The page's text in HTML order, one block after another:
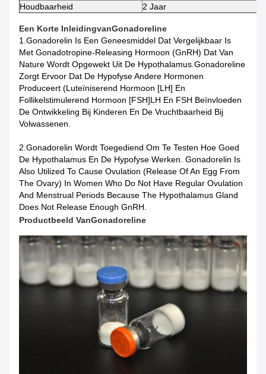
Houdbaarheid
2 Jaar
Een Korte InleidingVanGonadoreline
1.Gonadorelin Is Een Geneesmiddel Dat Vergelijkbaar Is
Met Gonadotropine-Releasing Hormoon (GnRH) Dat Van
Nature Wordt Opgewekt Uit De Hypothalamus.Gonadoreline
Zorgt Ervoor Dat De Hypofyse Andere Hormonen
Produceert (luteïniserend Hormoon [LH] En
Follikelstimulerend Hormoon [FSH]LH En FSH Beïnvloeden
De Ontwikkeling Bij Kinderen En De Vruchtbaarheid Bij
Volwassenen.
2.Gonadorelin Wordt Toegediend Om Te Testen Hoe Goed
De Hypothalamus En De Hypofyse Werken. Gonadorelin Is
Also Utilized To Cause Ovulation (release Of An Egg From
The Ovary) In Women Who Do Not Have Regular Ovulation
And Menstrual Periods Because The Hypothalamus Gland
Does Not Release Enough GnRH.
Productbeeld VanGonadoreline